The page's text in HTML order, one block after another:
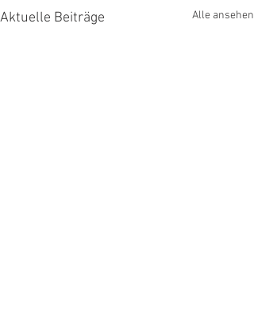
Aktuelle Beiträge Alle ansehen